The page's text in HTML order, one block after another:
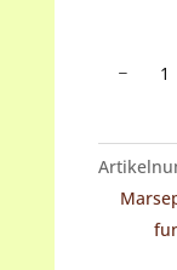
green)
aantal